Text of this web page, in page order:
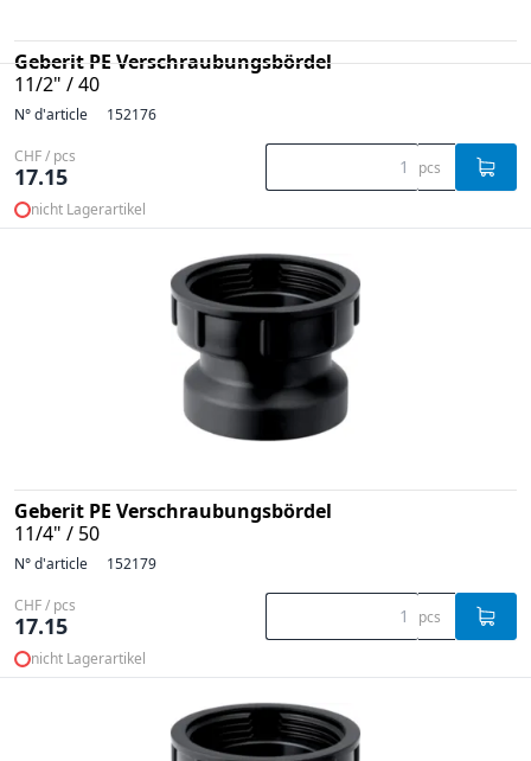
Geberit PE Verschraubungsbördel
11/2" / 40
N° d'article 152176
CHF / pcs
17.15 pcs
nicht Lagerartikel
Geberit PE Verschraubungsbördel
11/4" / 50
N° d'article 152179
CHF / pcs
17.15 pcs
nicht Lagerartikel